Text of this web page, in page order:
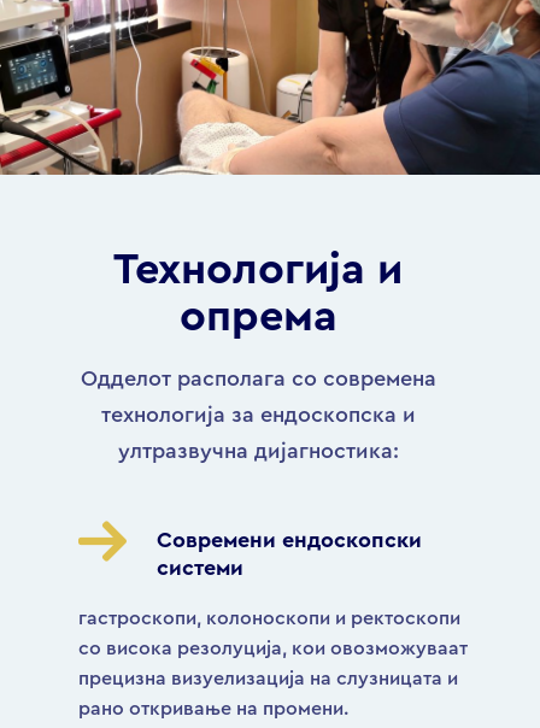
Технологија и
опрема
Одделот располага со современа
технологија за ендоскопска и
ултразвучна дијагностика:
Современи ендоскопски
системи
гастроскопи, колоноскопи и ректоскопи
со висока резолуција, кои овозможуваат
прецизна визуелизација на слузницата и
рано откривање на промени.